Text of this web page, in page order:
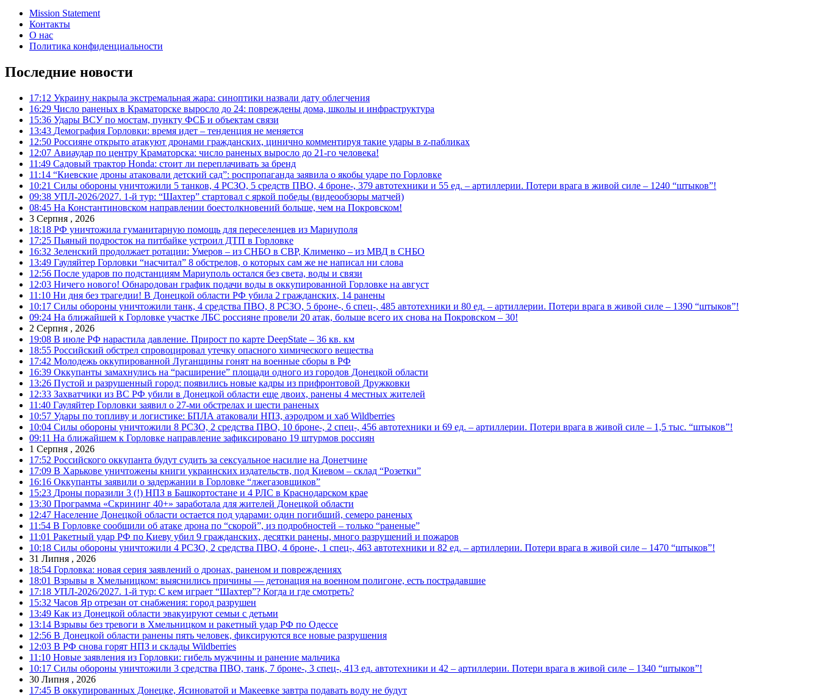
Mission Statement
Контакты
О нас
Политика конфиденциальности
Последние новости
17:12 Украину накрыла экстремальная жара: синоптики назвали дату облегчения
16:29 Число раненых в Краматорске выросло до 24: повреждены дома, школы и инфраструктура
15:36 Удары ВСУ по мостам, пункту ФСБ и объектам связи
13:43 Демография Горловки: время идет – тенденция не меняется
12:50 Россияне открыто атакуют дронами гражданских, цинично комментируя такие удары в z-пабликах
12:07 Авиаудар по центру Краматорска: число раненых выросло до 21-го человека!
11:49 Садовый трактор Honda: стоит ли переплачивать за бренд
11:14 “Киевские дроны атаковали детский сад”: роспропаганда заявила о якобы ударе по Горловке
10:21 Силы обороны уничтожили 5 танков, 4 РСЗО, 5 средств ПВО, 4 броне-, 379 автотехники и 55 ед. – артиллерии. Потери врага в живой силе – 1240 “штыков”!
09:38 УПЛ-2026/2027. 1-й тур: “Шахтер” стартовал с яркой победы (видеообзоры матчей)
08:45 На Константиновском направлении боестолкновений больше, чем на Покровском!
3 Серпня , 2026
18:18 РФ уничтожила гуманитарную помощь для переселенцев из Мариуполя
17:25 Пьяный подросток на питбайке устроил ДТП в Горловке
16:32 Зеленский продолжает ротации: Умеров – из СНБО в СВР, Клименко – из МВД в СНБО
13:49 Гауляйтер Горловки “насчитал” 8 обстрелов, о которых сам же не написал ни слова
12:56 После ударов по подстанциям Мариуполь остался без света, воды и связи
12:03 Ничего нового! Обнародован график подачи воды в оккупированной Горловке на август
11:10 Ни дня без трагедии! В Донецкой области РФ убила 2 гражданских, 14 ранены
10:17 Силы обороны уничтожили танк, 4 средства ПВО, 8 РСЗО, 5 броне-, 6 спец-, 485 автотехники и 80 ед. – артиллерии. Потери врага в живой силе – 1390 “штыков”!
09:24 На ближайшей к Горловке участке ЛБС россияне провели 20 атак, больше всего их снова на Покровском – 30!
2 Серпня , 2026
19:08 В июле РФ нарастила давление. Прирост по карте DeepState – 36 кв. км
18:55 Российский обстрел спровоцировал утечку опасного химического вещества
17:42 Молодежь оккупированной Луганщины гонят на военные сборы в РФ
16:39 Оккупанты замахнулись на “расширение” площади одного из городов Донецкой области
13:26 Пустой и разрушенный город: появились новые кадры из прифронтовой Дружковки
12:33 Захватчики из ВС РФ убили в Донецкой области еще двоих, ранены 4 местных жителей
11:40 Гауляйтер Горловки заявил о 27-ми обстрелах и шести раненых
10:57 Удары по топливу и логистике: БПЛА атаковали НПЗ, аэродром и хаб Wildberries
10:04 Силы обороны уничтожили 8 РСЗО, 2 средства ПВО, 10 броне-, 2 спец-, 456 автотехники и 69 ед. – артиллерии. Потери врага в живой силе – 1,5 тыс. “штыков”!
09:11 На ближайшем к Горловке направление зафиксировано 19 штурмов россиян
1 Серпня , 2026
17:52 Российского оккупанта будут судить за сексуальное насилие на Донетчине
17:09 В Харькове уничтожены книги украинских издательств, под Киевом – склад “Розетки”
16:16 Оккупанты заявили о задержании в Горловке “лжегазовщиков”
15:23 Дроны поразили 3 (!) НПЗ в Башкортостане и 4 РЛС в Краснодарском крае
13:30 Программа «Скрининг 40+» заработала для жителей Донецкой области
12:47 Население Донецкой области остается под ударами: один погибший, семеро раненых
11:54 В Горловке сообщили об атаке дрона по “скорой”, из подробностей – только “раненые”
11:01 Ракетный удар РФ по Киеву убил 9 гражданских, десятки ранены, много разрушений и пожаров
10:18 Силы обороны уничтожили 4 РСЗО, 2 средства ПВО, 4 броне-, 1 спец-, 463 автотехники и 82 ед. – артиллерии. Потери врага в живой силе – 1470 “штыков”!
31 Липня , 2026
18:54 Горловка: новая серия заявлений о дронах, раненом и повреждениях
18:01 Взрывы в Хмельницком: выяснились причины — детонация на военном полигоне, есть пострадавшие
17:18 УПЛ-2026/2027. 1-й тур: С кем играет “Шахтер”? Когда и где смотреть?
15:32 Часов Яр отрезан от снабжения: город разрушен
13:49 Как из Донецкой области эвакуируют семьи с детьми
13:14 Взрывы без тревоги в Хмельницком и ракетный удар РФ по Одессе
12:56 В Донецкой области ранены пять человек, фиксируются все новые разрушения
12:03 В РФ снова горят НПЗ и склады Wildberries
11:10 Новые заявления из Горловки: гибель мужчины и ранение мальчика
10:17 Силы обороны уничтожили 3 средства ПВО, танк, 7 броне-, 3 спец-, 413 ед. автотехники и 42 – артиллерии. Потери врага в живой силе – 1340 “штыков”!
30 Липня , 2026
17:45 В оккупированных Донецке, Ясиноватой и Макеевке завтра подавать воду не будут